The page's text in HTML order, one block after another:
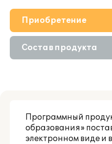
О решении
Приобретение
Партнерам
Состав продукта
Программный
образования»
электронном виде и